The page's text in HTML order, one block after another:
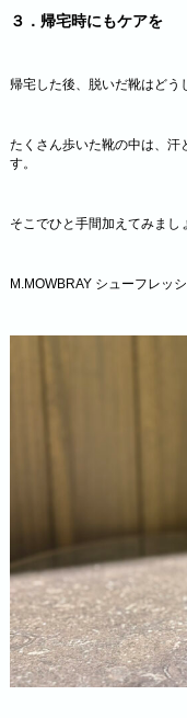
３．帰宅時にもケアを
帰宅した後、脱いだ靴はどう
たくさん歩いた靴の中は、汗
す。
そこでひと手間加えてみまし
M.MOWBRAY シューフレッ